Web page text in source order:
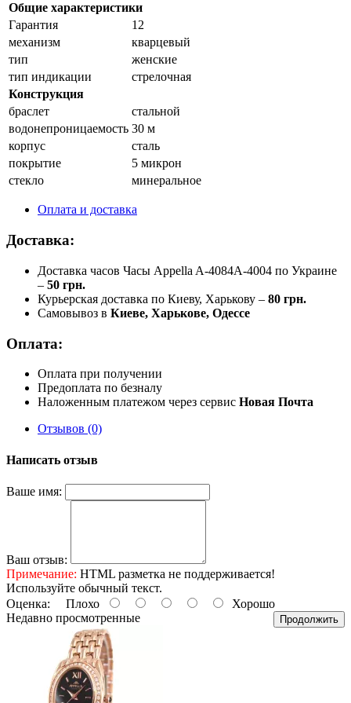
Общие характеристики
Гарантия
12
механизм
кварцевый
тип
женские
тип индикации
стрелочная
Конструкция
браслет
стальной
водонепроницаемость 30 м
корпус
сталь
покрытие
5 микрон
стекло
минеральное
Оплата и доставка
Доставка:
Доставка часов Часы Appella A-4084A-4004 по Украине
– 50 грн.
Курьерская доставка по Киеву, Харькову – 80 грн.
Самовывоз в Киеве, Харькове, Одессе
Оплата:
Оплата при получении
Предоплата по безналу
Наложенным платежом через сервис Новая Почта
Отзывов (0)
Написать отзыв
Ваше имя:
Ваш отзыв:
Примечание: HTML разметка не поддерживается!
Используйте обычный текст.
Оценка: Плохо Хорошо
Продолжить
Недавно просмотренные